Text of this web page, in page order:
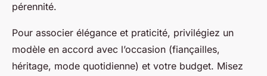
pérennité.
Pour associer élégance et praticité, privilégiez un
modèle en accord avec l’occasion (fiançailles,
héritage, mode quotidienne) et votre budget. Misez